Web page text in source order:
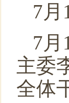
7
7
主委
全体